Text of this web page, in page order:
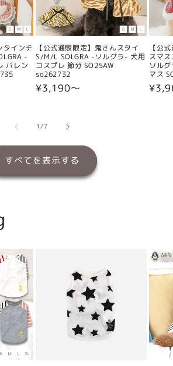
タインチ
-
バレン
【公式通販限定】鬼さんスタイ
S/M/L SOLGRA -ソルグラ- 犬用
コスプレ 節分 SO25AW
so262732
通
格
¥3,190〜
【公
スマ
ソル
マス
通
1/の
7
すべてを表示する